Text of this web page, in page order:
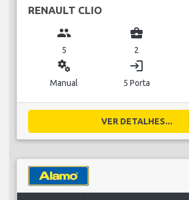
RENAULT CLIO
group
5
business_center
2
miscellaneous_services
Manual
login
5 Porta
VER DETALHES...